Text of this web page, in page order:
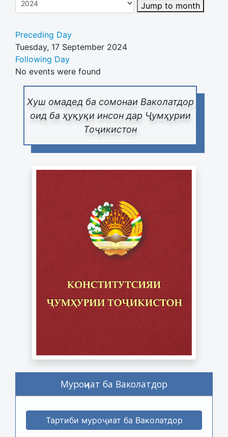
Хуш омадед ба сомонаи Ваколатдор
оид ба ҳуқуқи инсон дар Ҷумҳурии
Тоҷикистон
Муроҷиат ба Ваколатдор
Тартиби муроҷиат ба Ваколатдор
Jump to month
Preceding Day
Tuesday, 17 September 2024
Following Day
No events were found